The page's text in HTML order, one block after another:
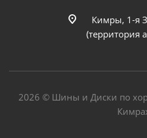
Кимры, 1-я
(территория
2026 © Шины и Диски по